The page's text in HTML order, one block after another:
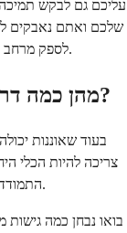
עליכם גם לבקש
שלכם ואתם נאבקים
לספק מרחב בטוח לדון בנושאים רגישים אלו ולמצוא פתרונות יחד.
מהן כמה דרכים בריאות יותר לנהל לחץ וחרדה?
בעוד שאוננות
צריכה להיות הכלי
התמודדות מעניקה לכם גמישות וחוסן גדולים יותר לאורך זמן.
בואו נבחן כמה גישות